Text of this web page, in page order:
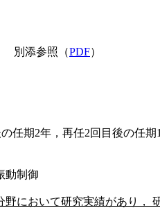
別添参照（PDF）
期2年，再任2回目後の任期1
制御
において研究実績があり，